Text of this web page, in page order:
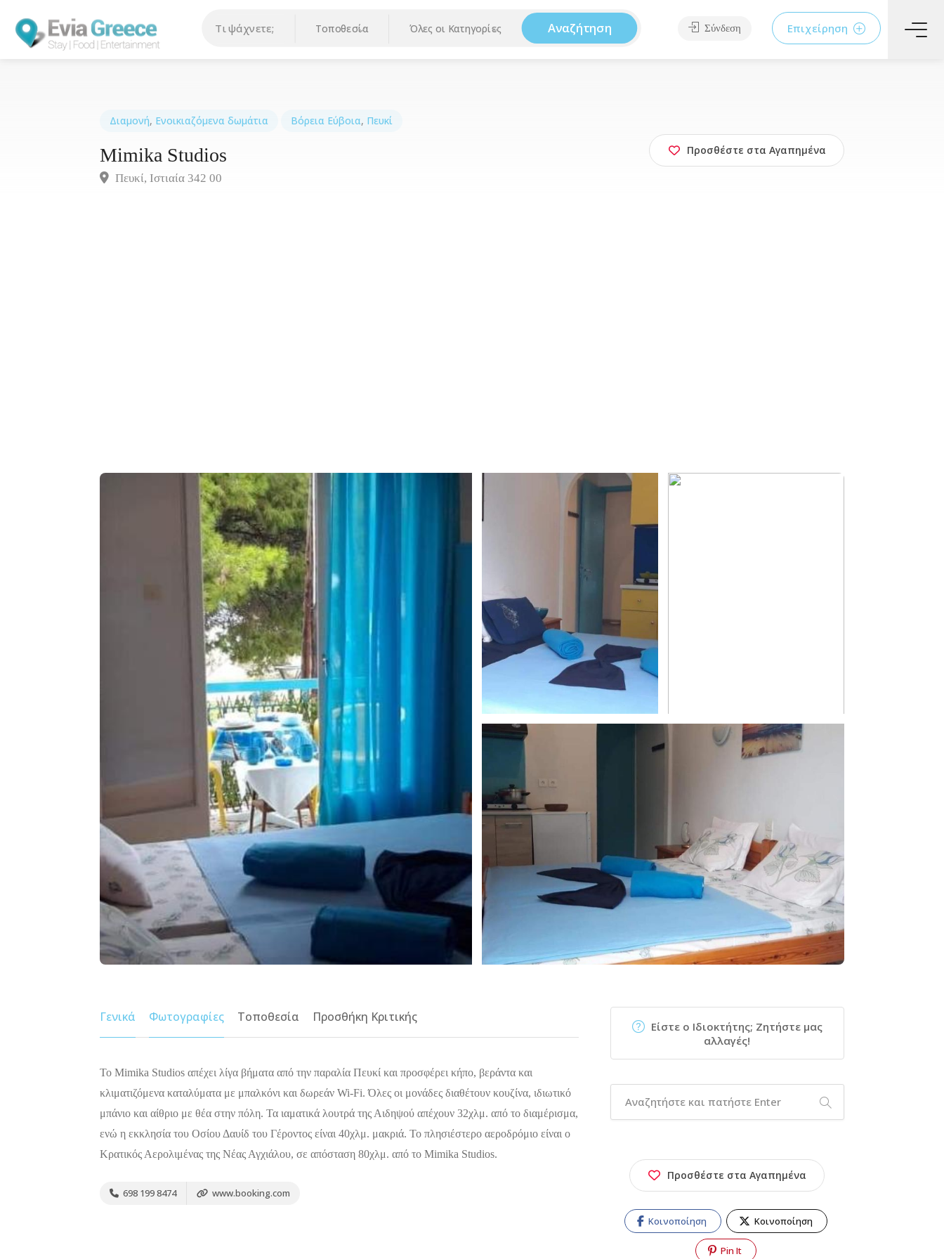
Τοποθεσία Όλες οι Κατηγορίες Αναζήτηση Σύνδεση Επιχείρηση
Διαμονή, Ενοικιαζόμενα δωμάτια Βόρεια Εύβοια, Πευκί
Mimika Studios
Πευκί, Ιστιαία 342 00
Προσθέστε στα Αγαπημένα
Γενικά Φωτογραφίες Τοποθεσία Προσθήκη Κριτικής
Το Mimika Studios απέχει λίγα βήματα από την παραλία Πευκί και προσφέρει κήπο, βεράντα και
κλιματιζόμενα καταλύματα με μπαλκόνι και δωρεάν Wi-Fi. Όλες οι μονάδες διαθέτουν κουζίνα, ιδιωτικό
μπάνιο και αίθριο με θέα στην πόλη. Τα ιαματικά λουτρά της Αιδηψού απέχουν 32χλμ. από το διαμέρισμα,
ενώ η εκκλησία του Οσίου Δαυίδ του Γέροντος είναι 40χλμ. μακριά. Το πλησιέστερο αεροδρόμιο είναι ο
Κρατικός Αερολιμένας της Νέας Αγχιάλου, σε απόσταση 80χλμ. από το Mimika Studios.
698 199 8474 www.booking.com
Είστε ο Ιδιοκτήτης; Ζητήστε μας
αλλαγές!
Προσθέστε στα Αγαπημένα
Κοινοποίηση Κοινοποίηση
Pin It